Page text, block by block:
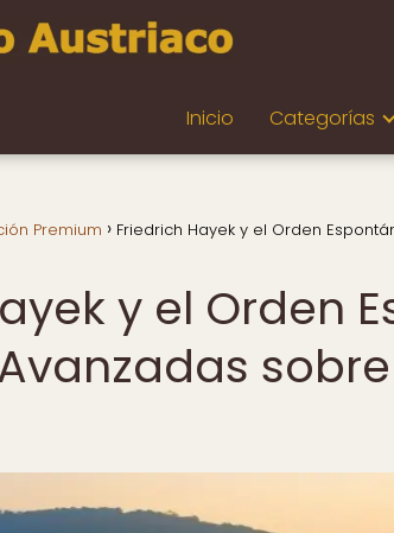
Inicio Categorías
Premium
Friedrich Hayek y el Orden
y el Orden